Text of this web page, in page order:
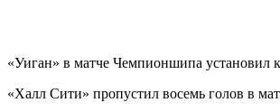
«Уиган» в матче Чемпионшипа установил
«Халл Сити» пропустил восемь голов в